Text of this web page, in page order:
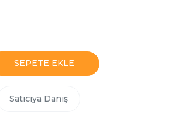
SEPETE EKLE
Satıcıya Danış